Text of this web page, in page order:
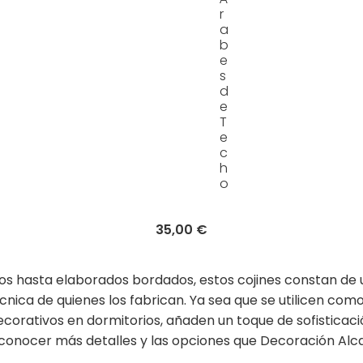
r
a
b
e
s
d
e
T
e
c
h
o
35,00 €
hasta elaborados bordados, estos cojines constan de
de quienes los fabrican. Ya sea que se utilicen
en dormitorios, añaden un toque de
más detalles y las opciones que Decoración